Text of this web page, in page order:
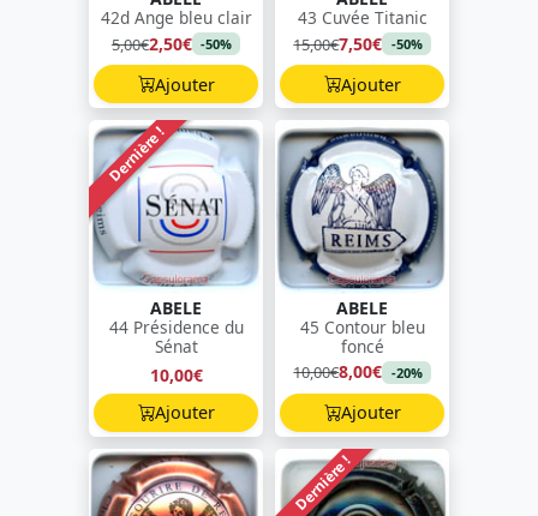
42d Ange bleu clair
5,00€2,50€ -50%
Ajouter
43 Cuvée Titanic
15,00€7,50€ -50%
Ajouter
Dernière !
ABELE
44 Présidence du
Sénat
10,00€
Ajouter
ABELE
45 Contour bleu
foncé
10,00€8,00€ -20%
Ajouter
Dernière !